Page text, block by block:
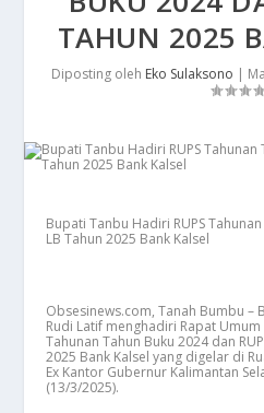
TAHUN 2025
Diposting oleh Eko Sulaksono |
Bupati Tanbu Hadiri RUPS
LB Tahun 2025 Bank Kalsel
Obsesinews.com, Tanah Bumbu –
Rudi Latif menghadiri Rapat Umum
Tahunan Tahun Buku 2024 dan
2025 Bank Kalsel yang digelar di
Ex Kantor Gubernur Kalimantan
(13/3/2025).